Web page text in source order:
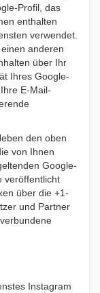
Profil, das
enthalten
verwendet.
anderen
über Ihr
Ihres Google-
E-Mail-
den oben
von Ihnen
Google-
veröffentlicht
über die +1-
und Partner
Instagram